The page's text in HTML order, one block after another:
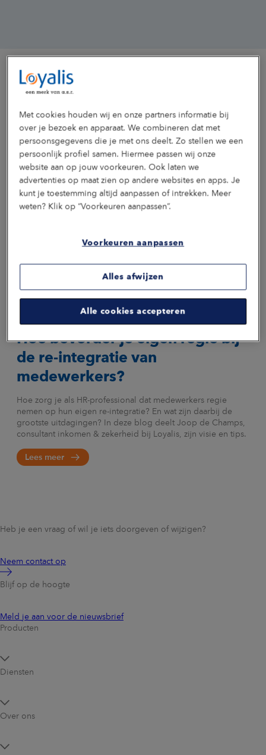
Maak kennis met onze gidsen
We stellen graag de specialisten van Loyalis aan je voor.
Lees hier wie ze zijn en wat zij voor jou en je medewerkers
kunnen betekenen.
Marie
van
Rijswijk
Pauline
van
Dorssen
Bijzonder
Danny
duurzame
Bouwman
Carla
Hoe bevorder je eigen regie bij
de re-integratie van
medewerkers?
Hoe zorg je als HR-professional dat medewerkers regie
nemen op hun eigen re-integratie? En wat zijn daarbij de
grootste uitdagingen? In deze blog deelt Joop de Champs,
consultant inkomen & zekerheid bij Loyalis, zijn visie en tips.
Lees meer
Heb je een vraag of wil je iets doorgeven of wijzigen?
Neem contact op
Blijf op de hoogte
Meld je aan voor de nieuwsbrief
Producten
Diensten
Over ons
Met cookies houden wij en onze partners informatie bij
over je bezoek en apparaat. We combineren dat met
persoonsgegevens die je met ons deelt. Zo stellen we een
persoonlijk profiel samen. Hiermee passen wij onze
website aan op jouw voorkeuren. Ook laten we
advertenties op maat zien op andere websites en apps. Je
kunt je toestemming altijd aanpassen of intrekken. Meer
weten? Klik op “Voorkeuren aanpassen”.
Voorkeuren aanpassen
Alles afwijzen
Alle cookies accepteren